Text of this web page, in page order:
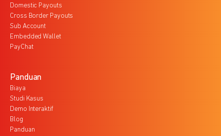
Domestic Payouts
Cross Border Payouts
Sub Account
Embedded Wallet
PayChat
Panduan
Biaya
Studi Kasus
Demo Interaktif
Blog
Panduan